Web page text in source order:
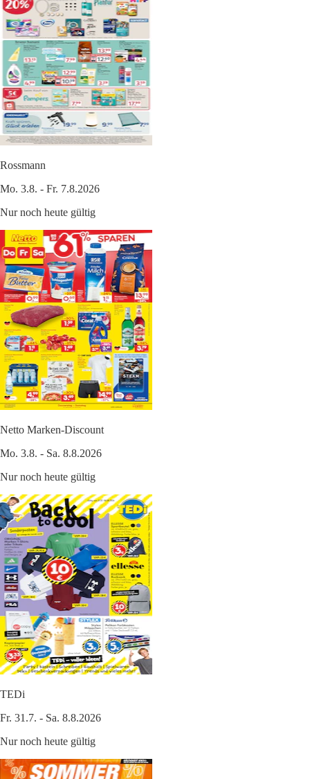
Rossmann
Mo. 3.8. - Fr. 7.8.2026
Nur noch heute gültig
Netto Marken-Discount
Mo. 3.8. - Sa. 8.8.2026
Nur noch heute gültig
TEDi
Fr. 31.7. - Sa. 8.8.2026
Nur noch heute gültig